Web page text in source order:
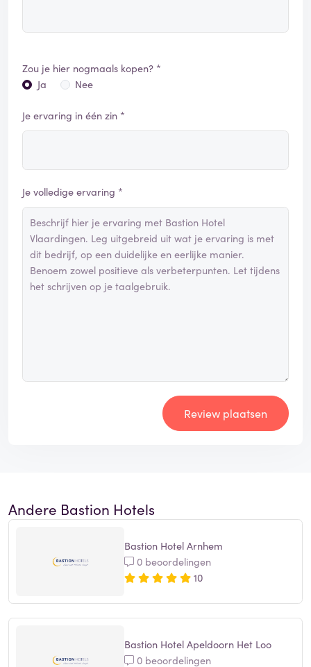
Zou je hier nogmaals kopen? *
Ja
Nee
Je ervaring in één zin *
Je volledige ervaring *
Review plaatsen
Andere Bastion Hotels
Bastion Hotel Arnhem
0 beoordelingen
10
Bastion Hotel Apeldoorn Het Loo
0 beoordelingen